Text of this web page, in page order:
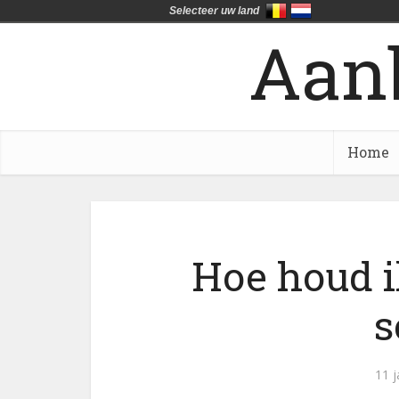
Home
Hoe houd
11
Selecteer uw land